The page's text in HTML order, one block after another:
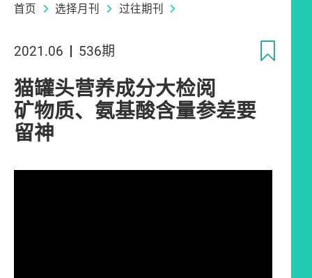
首页 选择月刊 过往期刊
2021.06 536期
猫罐头营养成分大检阅
矿物质、氨基酸含量参差要
留神